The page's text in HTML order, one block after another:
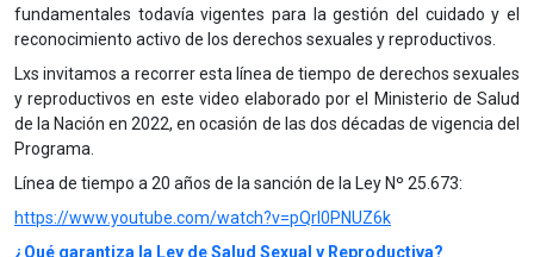
fundamentales todavía vigentes para la gestión del cuidado y el
reconocimiento activo de los derechos sexuales y reproductivos.
Lxs invitamos a recorrer esta línea de tiempo de derechos sexuales
y reproductivos en este video elaborado por el Ministerio de Salud
de la Nación en 2022, en ocasión de las dos décadas de vigencia del
Programa.
Línea de tiempo a 20 años de la sanción de la Ley Nº 25.673:
https://www.youtube.com/watch?v=pQrI0PNUZ6k
¿Qué garantiza la Ley de Salud Sexual y Reproductiva?